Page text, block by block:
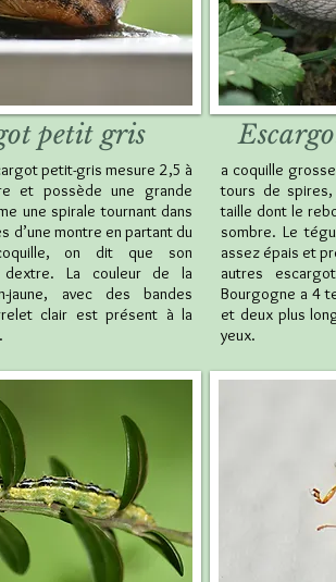
petit gris
petit-gris mesure 2,5 à
et possède une grande
une spirale tournant dans
d’une montre en partant du
on dit que son
dextre. La couleur de la
jaune, avec des bandes
clair est présent à la
a coquille
tours de
taille dont le
sombre. Le
assez épais et
autres
Bourgogne a 4
et deux plus
yeux.